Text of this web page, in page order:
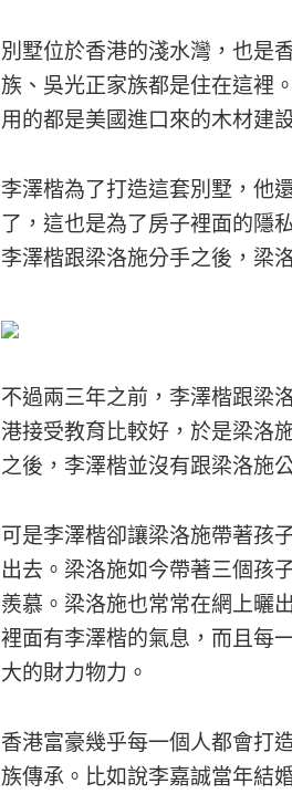
別墅位於香港的淺水灣，也是
族、吳光正家族都是住在這裡
用的都是美國進口來的木材建
李澤楷為了打造這套別墅，他
了，這也是為了房子裡面的隱
李澤楷跟梁洛施分手之後，梁
不過兩三年之前，李澤楷跟梁
港接受教育比較好，於是梁洛
之後，李澤楷並沒有跟梁洛施
可是李澤楷卻讓梁洛施帶著孩
出去。梁洛施如今帶著三個孩
羨慕。梁洛施也常常在網上曬
裡面有李澤楷的氣息，而且每
大的財力物力。
香港富豪幾乎每一個人都會打
族傳承。比如說李嘉誠當年結